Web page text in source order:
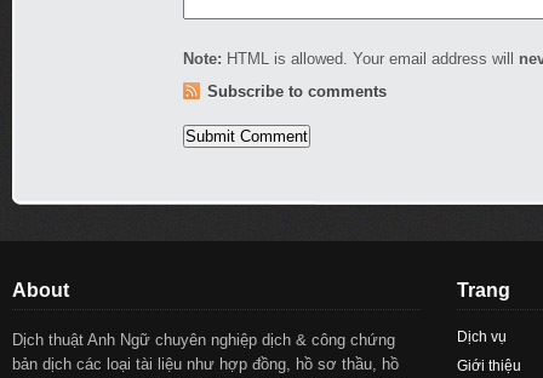
Note: HTML is allowed. Your email address will
Subscribe to comments
About
Dịch thuật Anh Ngữ chuyên nghiệp dịch & công chứng
bản dịch các loại tài liệu như hợp đồng, hồ sơ thầu, hồ
Trang
Dịch vụ
Giới thiệu